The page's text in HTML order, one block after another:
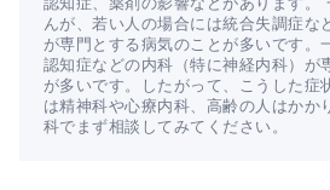
んが、若い人の場合には統合失調症な
が専門とする病気のことが多いです。
認知症などの内科（特に神経内科）が
が多いです。したがって、こうした症
は精神科や心療内科、高齢の人はかか
科でまず相談してみてください。